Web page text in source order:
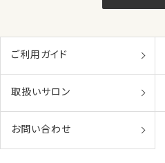
ご利用ガイド
取扱いサロン
お問い合わせ